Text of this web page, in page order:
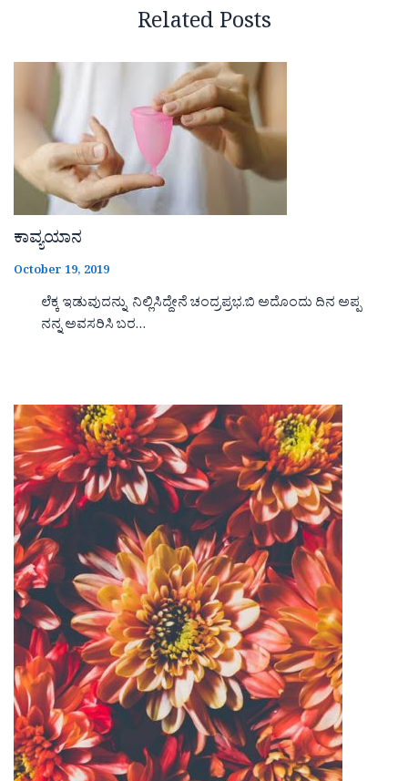
Related Posts
ಕಾವ್ಯಯಾನ
October 19, 2019
ಲೆಕ್ಕ ಇಡುವುದನ್ನು ನಿಲ್ಲಿಸಿದ್ದೇನೆ ಚಂದ್ರಪ್ರಭ.ಬಿ ಅದೊಂದು ದಿನ ಅಪ್ಪ
ನನ್ನ ಅವಸರಿಸಿ ಬರ…